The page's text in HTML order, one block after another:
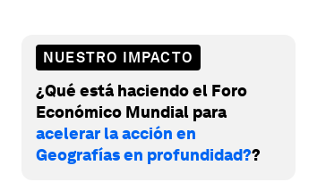
NUESTRO IMPACTO
¿Qué está haciendo el Foro
Económico Mundial para
acelerar la acción en
Geografías en profundidad??